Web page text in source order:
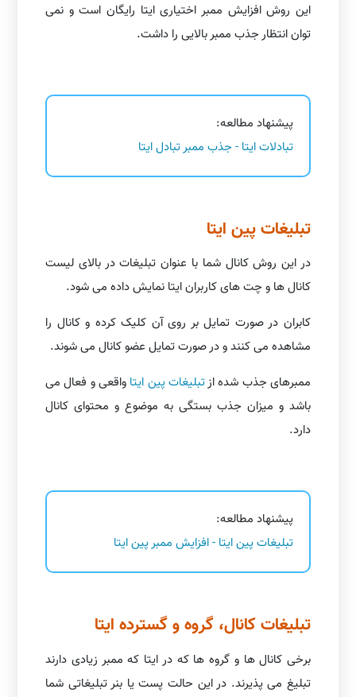
این روش افزایش ممبر اختیاری ایتا رایگان است و نمی
توان انتظار جذب ممبر بالایی را داشت.
پیشنهاد مطالعه:
تبادلات ایتا - جذب ممبر تبادل ایتا
تبلیغات پین ایتا
در این روش کانال شما با عنوان تبلیغات در بالای لیست
کانال ها و چت های کاربران ایتا نمایش داده می شود.
کابران در صورت تمایل بر روی آن کلیک کرده و کانال را
مشاهده می کنند و در صورت تمایل عضو کانال می شوند.
ممبرهای جذب شده ازتبلیغات پین ایتا واقعی و فعال می
باشد و میزان جذب بستگی به موضوع و محتوای کانال
دارد.
پیشنهاد مطالعه:
تبلیغات پین ایتا - افزایش ممبر پین ایتا
تبلیغات کانال، گروه و گسترده ایتا
برخی کانال ها و گروه ها که در ایتا که ممبر زیادی دارند
تبلیغ می پذیرند. در این حالت پست یا بنر تبلیغاتی شما